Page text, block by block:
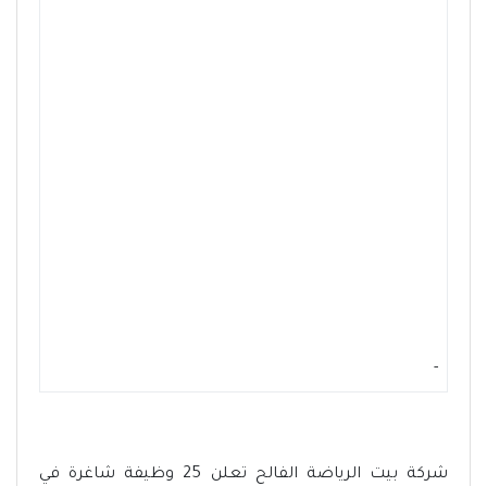
-
شركة بيت الرياضة الفالح تعلن 25 وظيفة شاغرة في